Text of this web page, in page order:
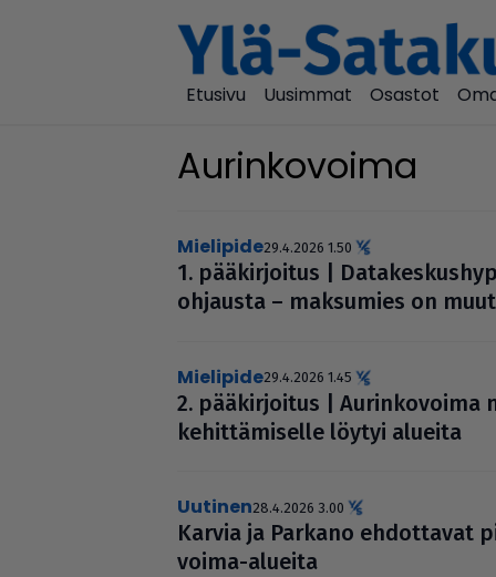
Etusivu
Uusimmat Osastot
Aurinkovoima
mielipide29.4.2026 1.50
1. pää­kir­joi­tus |
ohjausta – maksumies on
mielipide29.4.2026 1.45
2. pää­kir­joi­tus | Aurin­ko­voima
kehit­tä­mi­selle löytyi alueita
uutinen28.4.2026 3.00
Karvia ja Parkano ehdot­ta­vat
voima-alueita